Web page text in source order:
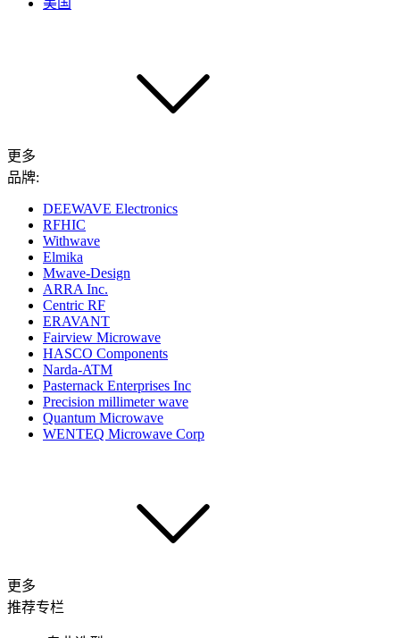
更多
品牌:
DEEWAVE Electronics
RFHIC
Withwave
Elmika
Mwave-Design
ARRA Inc.
Centric RF
ERAVANT
Fairview Microwave
HASCO Components
Narda-ATM
Pasternack Enterprises Inc
Precision millimeter wave
Quantum Microwave
WENTEQ Microwave Corp
更多
推荐专栏